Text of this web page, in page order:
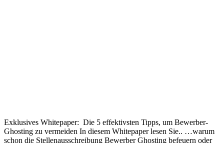
Exklusives Whitepaper: Die 5 effektivsten Tipps, um Bewerber-
Ghosting zu vermeiden In diesem Whitepaper lesen Sie.. …warum
schon die Stellenausschreibung Bewerber Ghosting befeuern oder